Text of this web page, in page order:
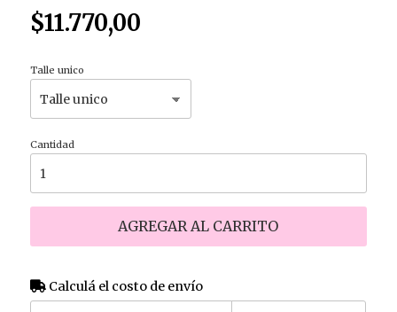
$11.770,00
Talle unico
Cantidad
AGREGAR AL CARRITO
Calculá el costo de envío